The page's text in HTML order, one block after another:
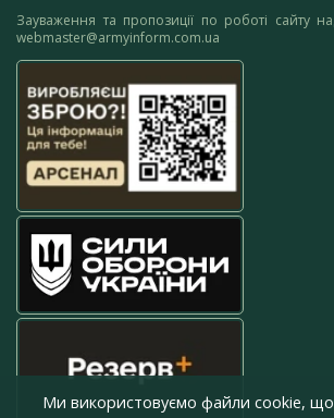
Зауваження та пропозиції по роботі сайту
webmaster@armyinform.com.ua
Ми використовуємо файли cookie,